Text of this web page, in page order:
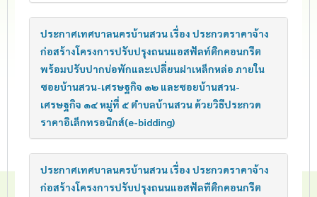
ประกาศเทศบาลนครบ้านสวน เรื่อง ประกวดราคาจ้าง
ก่อสร้างโครงการปรับปรุงถนนแอสฟัลท์ติกคอนกรีต
พร้อมปรับปากบ่อพักและเปลี่ยนฝาเหล็กหล่อ ภายใน
ซอยบ้านสวน-เศรษฐกิจ ๑๒ และซอยบ้านสวน-
เศรษฐกิจ ๑๔ หมู่ที่ ๕ ตำบลบ้านสวน ด้วยวิธีประกวด
ราคาอิเล็กทรอนิกส์(e-bidding)
ประกาศเทศบาลนครบ้านสวน เรื่อง ประกวดราคาจ้าง
ก่อสร้างโครงการปรับปรุงถนนแอสฟัลทืติกคอนกรีต